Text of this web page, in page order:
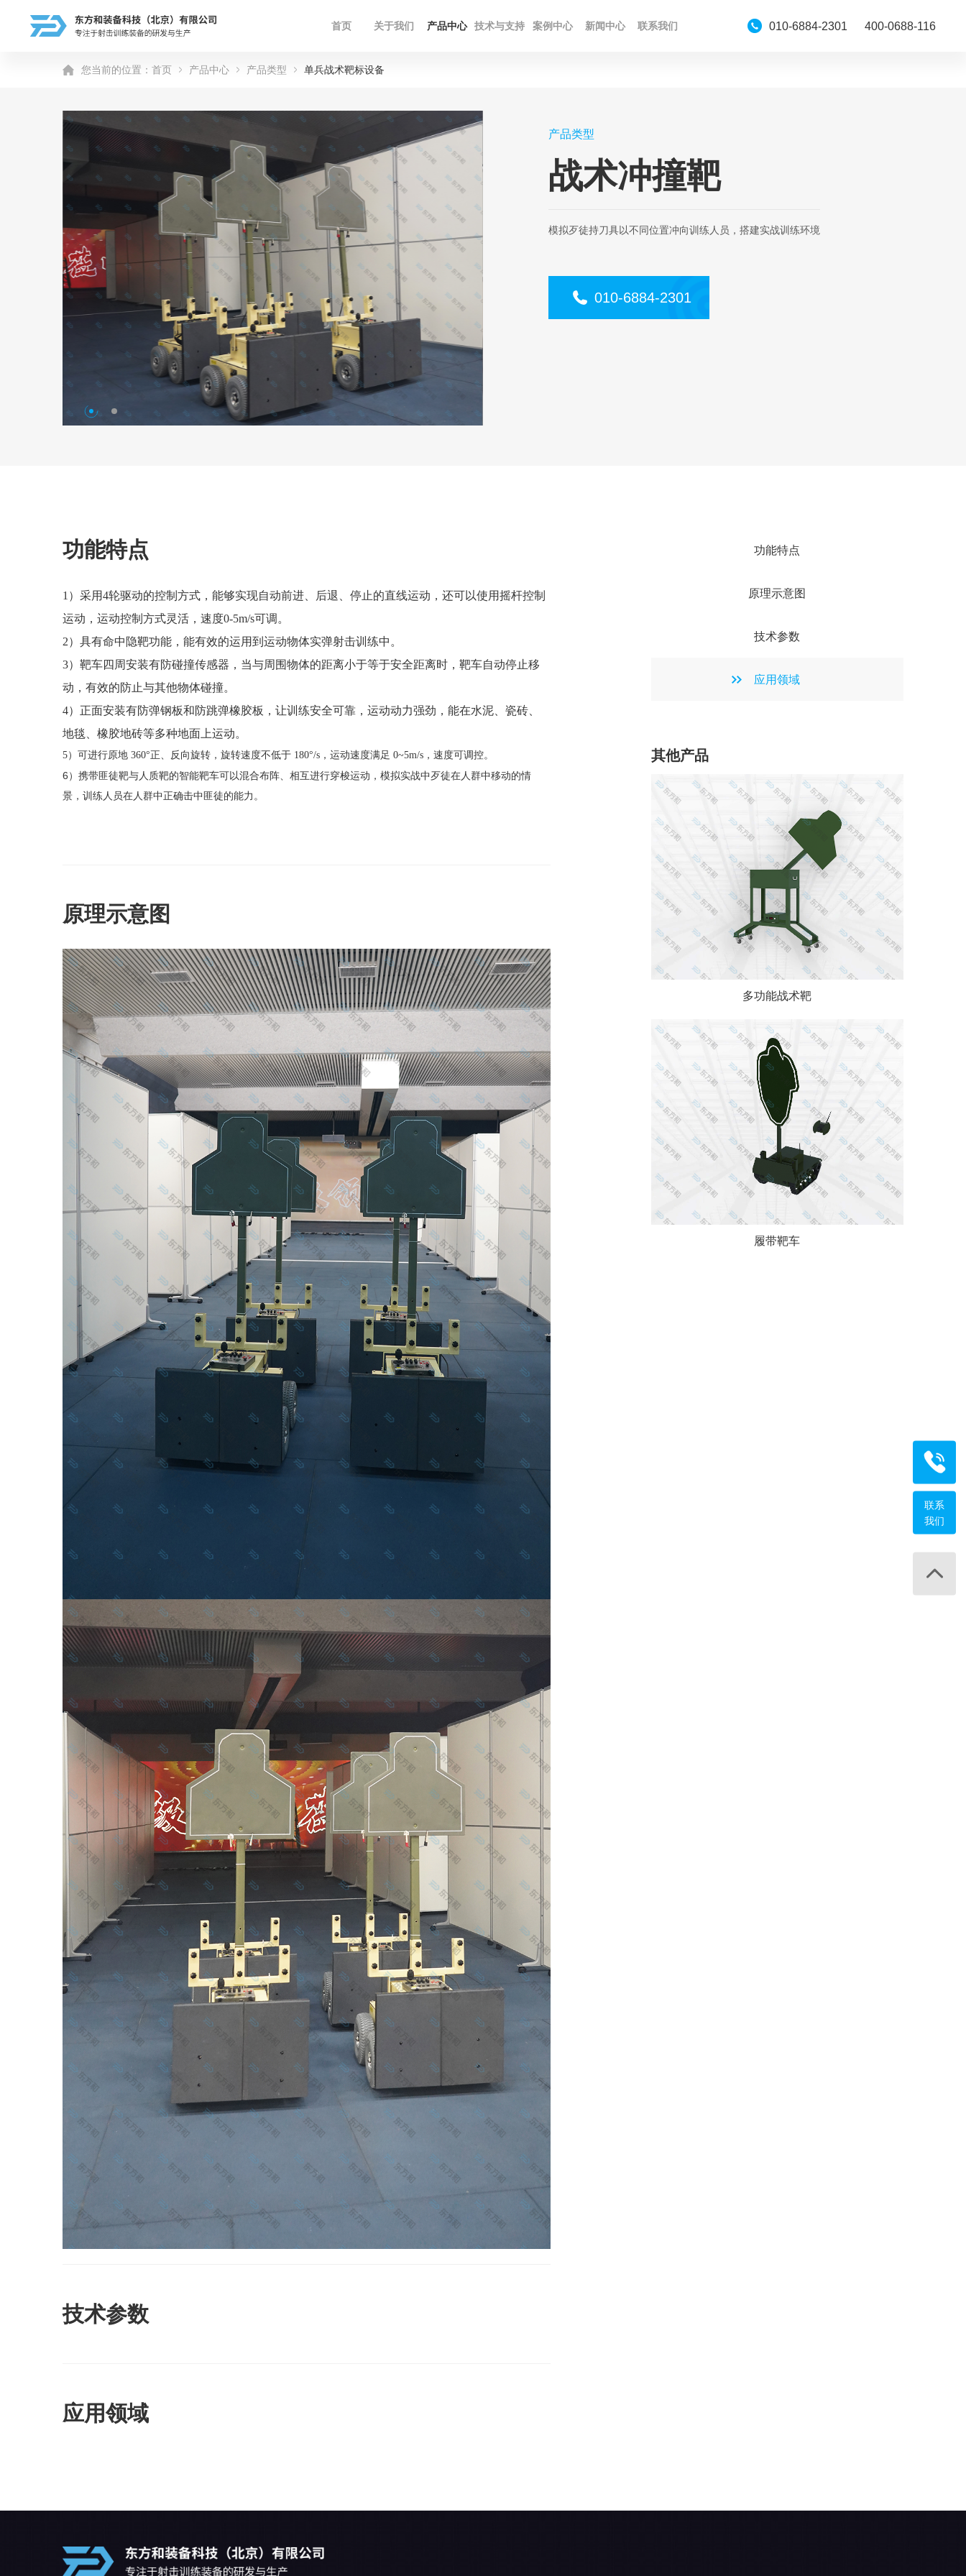
首页 关于我们 产品中心 技术与支持 案例中心 新闻中心 联系我们 010-6884-2301 400-0688-116
您当前的位置：首页 产品中心 产品类型 单兵战术靶标设备
产品类型
战术冲撞靶
模拟歹徒持刀具以不同位置冲向训练人员，搭建实战训练环境
010-6884-2301
功能特点
1）采用4轮驱动的控制方式，能够实现自动前进、后退、停止的直线运动，还可以使用摇杆控制
运动，运动控制方式灵活，速度0-5m/s可调。
2）具有命中隐靶功能，能有效的运用到运动物体实弹射击训练中。
3）靶车四周安装有防碰撞传感器，当与周围物体的距离小于等于安全距离时，靶车自动停止移
动，有效的防止与其他物体碰撞。
4）正面安装有防弹钢板和防跳弹橡胶板，让训练安全可靠，运动动力强劲，能在水泥、瓷砖、
地毯、橡胶地砖等多种地面上运动。
5）可进行原地 360°正、反向旋转，旋转速度不低于 180°/s，运动速度满足 0~5m/s，速度可调控。
6）携带匪徒靶与人质靶的智能靶车可以混合布阵、相互进行穿梭运动，模拟实战中歹徒在人群中移动的情
景，训练人员在人群中正确击中匪徒的能力。
原理示意图
技术参数
应用领域
功能特点
原理示意图
技术参数
应用领域
其他产品
多功能战术靶
履带靶车
咨询热线
400-
工作日
联系
我们